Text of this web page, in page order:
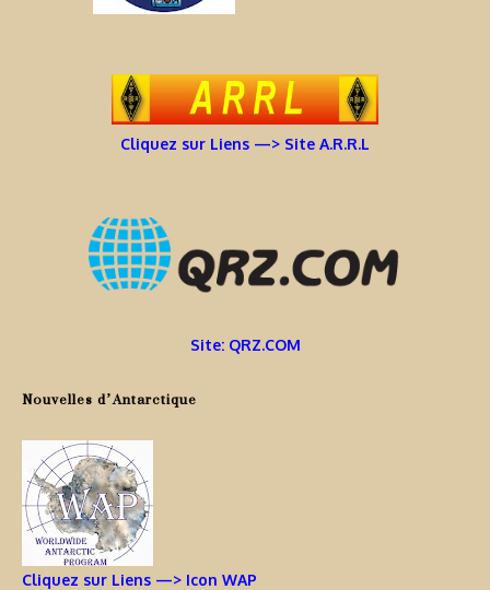
Cliquez sur Liens —> Site A.R.R.L
Site: QRZ.COM
Nouvelles d’Antarctique
Cliquez sur Liens —> Icon WAP